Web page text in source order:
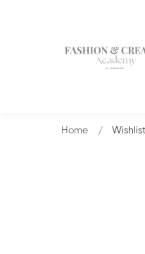
Home Wishlist